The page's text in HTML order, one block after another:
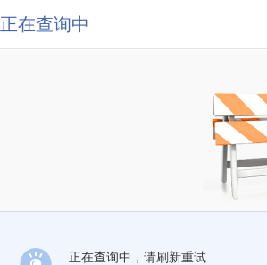
正在查询中
正在查询中，请刷新重试